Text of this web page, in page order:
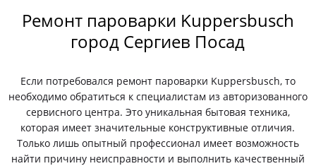
Ремонт пароварки Kuppersbusch
город Сергиев Посад
Если потребовался ремонт пароварки Kuppersbusch, то
необходимо обратиться к специалистам из авторизованного
сервисного центра. Это уникальная бытовая техника,
которая имеет значительные конструктивные отличия.
Только лишь опытный профессионал имеет возможность
найти причину неисправности и выполнить качественный